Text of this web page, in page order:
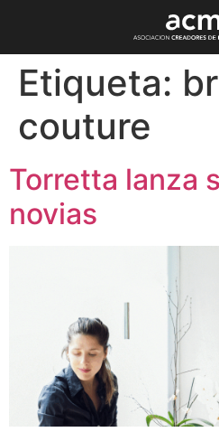
Etiqueta:
couture
Torretta lanza
novias